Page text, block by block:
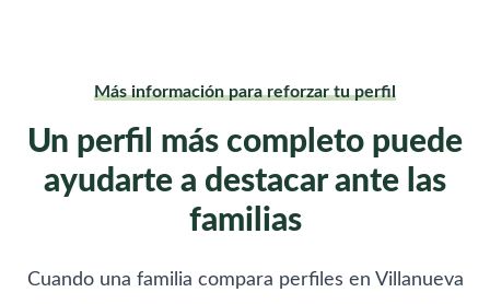
Más información para reforzar tu perfil
Un perfil más completo puede
ayudarte a destacar ante las
familias
Cuando una familia compara perfiles en Villanueva